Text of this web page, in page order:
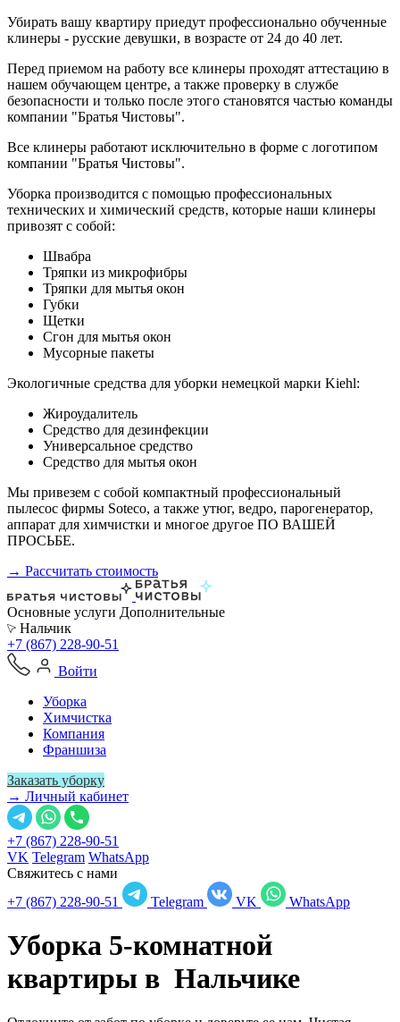
Убирать вашу квартиру приедут профессионально обученные
клинеры - русские девушки, в возрасте от 24 до 40 лет.
Перед приемом на работу все клинеры проходят аттестацию в
нашем обучающем центре, а также проверку в службе
безопасности и только после этого становятся частью команды
компании "Братья Чистовы".
Все клинеры работают исключительно в форме с логотипом
компании "Братья Чистовы".
Уборка производится с помощью профессиональных
технических и химический средств, которые наши клинеры
привозят с собой:
Швабра
Тряпки из микрофибры
Тряпки для мытья окон
Губки
Щетки
Сгон для мытья окон
Мусорные пакеты
Экологичные средства для уборки немецкой марки Kiehl:
Жироудалитель
Средство для дезинфекции
Универсальное средство
Средство для мытья окон
Мы привезем с собой компактный профессиональный
пылесос фирмы Soteco, а также утюг, ведро, парогенератор,
аппарат для химчистки и многое другое ПО ВАШЕЙ
ПРОСЬБЕ.
→ Рассчитать стоимость
Основные услуги Дополнительные
Нальчик
+7 (867) 228-90-51
Войти
Уборка
Химчистка
Компания
Франшиза
Заказать уборку
→ Личный кабинет
+7 (867) 228-90-51
VK Telegram WhatsApp
Свяжитесь с нами
+7 (867) 228-90-51
Telegram VK WhatsApp
Уборка 5-комнатной
квартиры в Нальчике